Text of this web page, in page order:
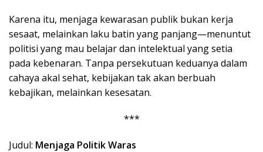
Karena itu, menjaga kewarasan publik bukan kerja
sesaat, melainkan laku batin yang panjang—menuntut
politisi yang mau belajar dan intelektual yang setia
pada kebenaran. Tanpa persekutuan keduanya dalam
cahaya akal sehat, kebijakan tak akan berbuah
kebajikan, melainkan kesesatan.
***
Judul: Menjaga Politik Waras